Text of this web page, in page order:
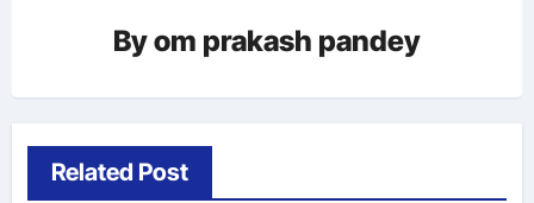
Byom prakash pandey
Related Post